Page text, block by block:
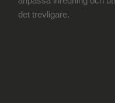
det trevligare.